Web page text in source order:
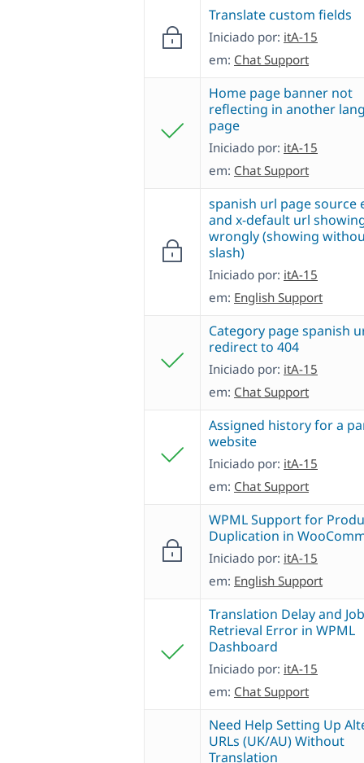
Translate custom fields
Iniciado por: itA-15
em: Chat Support
Home page banner not
reflecting in another
page
Iniciado por: itA-15
em: Chat Support
spanish url page source
and x-default url
wrongly (showing
slash)
Iniciado por: itA-15
em: English Support
Category page spanish
redirect to 404
Iniciado por: itA-15
em: Chat Support
Assigned history for a
website
Iniciado por: itA-15
em: Chat Support
WPML Support for
Duplication in
Iniciado por: itA-15
em: English Support
Translation Delay and Job
Retrieval Error in WPML
Dashboard
Iniciado por: itA-15
em: Chat Support
Need Help Setting Up
URLs (UK/AU) Without
Translation